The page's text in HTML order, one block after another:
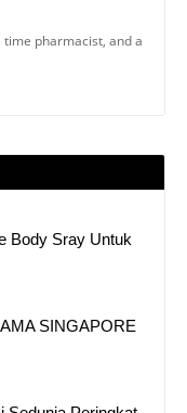
pharmacist, and a
Body Sray Untuk
SINGAPORE